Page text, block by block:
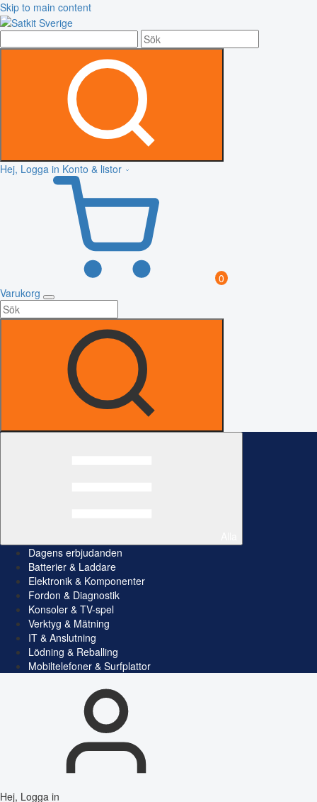
Skip to main content
Hej, Logga in Konto & listor
0
Varukorg
Dagens erbjudanden
Batterier & Laddare
Elektronik & Komponenter
Fordon & Diagnostik
Konsoler & TV-spel
Verktyg & Mätning
IT & Anslutning
Lödning & Reballing
Mobiltelefoner & Surfplattor
Hej, Logga in